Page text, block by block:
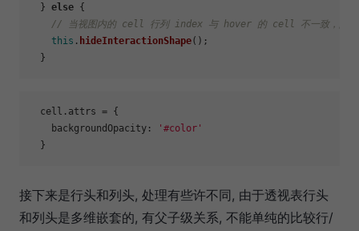
  }
else {
// 当视图内的 cell 行列 index 与 hover 的 cell 不一致，隐藏
this . hideInteractionShape();
  cell.
attrs = {
backgroundOpacity :
'#color'
接下来是行头和列头, 处理有些许不同, 由于透视表行头
和列头是多维嵌套的, 有父子级关系, 不能单纯的比较行/